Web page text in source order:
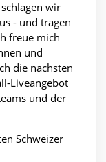
wir
- und tragen
freue mich
und
die nächsten
Liveangebot
und der
Schweizer